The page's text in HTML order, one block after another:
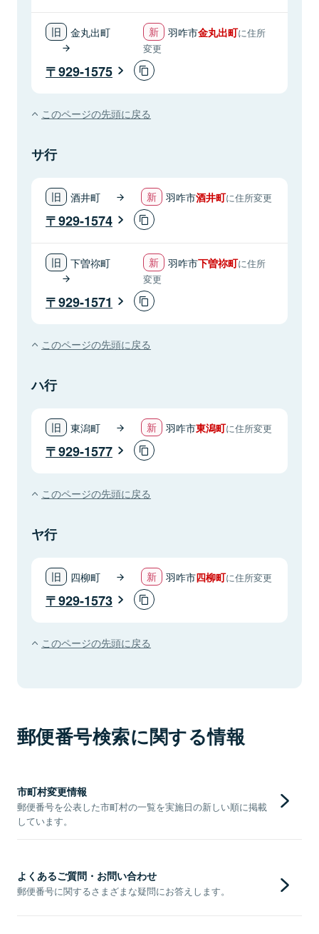
金丸出町 羽咋市金丸出町に住所
変更
929-1575
このページの先頭に戻る
サ行
酒井町 羽咋市酒井町に住所変更
929-1574
下曽祢町 羽咋市下曽祢町に住所
変更
929-1571
このページの先頭に戻る
ハ行
東潟町 羽咋市東潟町に住所変更
929-1577
このページの先頭に戻る
ヤ行
四柳町 羽咋市四柳町に住所変更
929-1573
このページの先頭に戻る
郵便番号検索に関する情報
市町村変更情報
郵便番号を公表した市町村の一覧を実施日の新しい順に掲載
しています。
よくあるご質問・お問い合わせ
郵便番号に関するさまざまな疑問にお答えします。